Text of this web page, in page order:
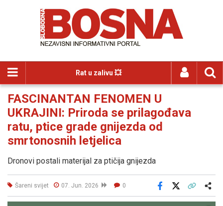
Rat u zalivu 💥
FASCINANTAN FENOMEN U
UKRAJINI: Priroda se prilagođava
ratu, ptice grade gnijezda od
smrtonosnih letjelica
Dronovi postali materijal za ptičija gnijezda
Šareni svijet 07. Jun. 2026 0
Facebook